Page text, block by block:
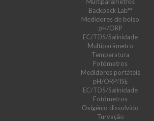
Backpack Lab™
Medidores de bolso
pH/ORP
EC/TDS/Salinidade
Multiparâmetro
Temperatura
Fotómetros
Medidores portáteis
pH/ORP/ISE
EC/TDS/Salinidade
Fotómetros
Oxigénio dissolvido
Turvação